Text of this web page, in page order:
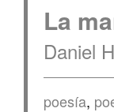
La
Daniel
poesía,